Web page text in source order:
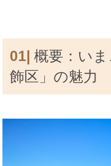
01| 概要：い
飾区」の魅力